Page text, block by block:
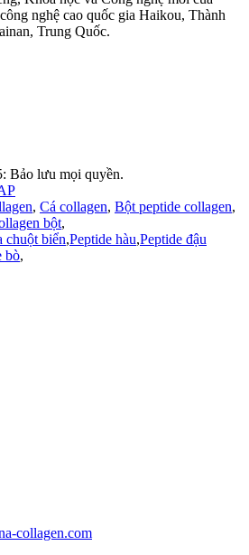
nghệ cao quốc gia Haikou, Thành
Trung Quốc.
Bảo lưu mọi quyền.
, Cá collagen, Bột peptide collagen,
bột,
chuột biển,Peptide hàu,Peptide đậu
bò,
collagen.com